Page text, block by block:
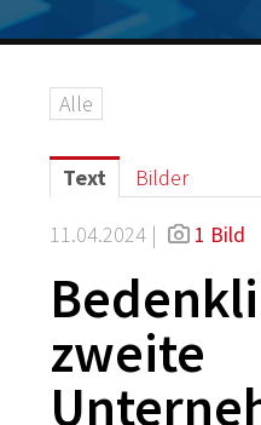
Logos
IT-Security
G DATA Campus
Kontakt
Alle
Text Bilder
11.04.2024 | 1 Bild
zweite